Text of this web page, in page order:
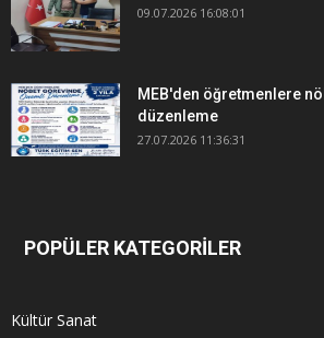
09.07.2026 16:08:01
MEB'den öğretmenlere
düzenleme
27.07.2026 11:36:31
POPÜLER KATEGORİLER
Kültür Sanat